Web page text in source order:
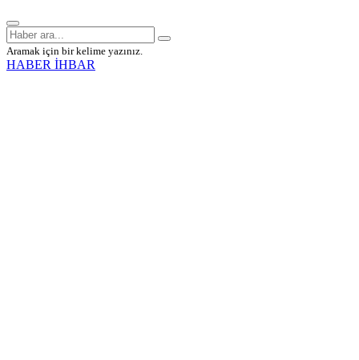
Aramak için bir kelime yazınız.
HABER İHBAR